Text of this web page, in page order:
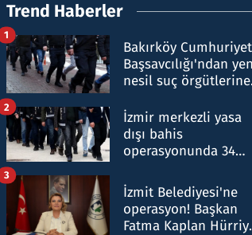
Trend Haberler
Bakırköy Cumhuriyet
Başsavcılığı'ndan
nesil suç örgütlerine
hakkında gözaltı
1
İzmir merkezli yasa
dışı bahis
operasyonunda 34
Milyar liralık para
trafiği tespit edildi
2
İzmit Belediyesi'ne
operasyon! Başkan
Fatma Kaplan
3